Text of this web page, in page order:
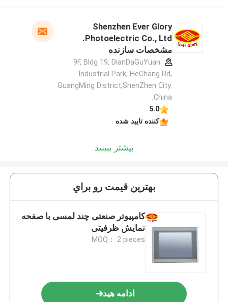
Shenzhen Ever Glory
Photoelectric Co., Ltd.
مشخصات سازنده
9F, Bldg 19, DianDaGuYuan
Industrial Park, HeChang Rd,
GuangMing District,ShenZhen City.
,China
5.0
کننده تایید شده
بیشتر ببینید
بهترين قيمت رو براي
کامپیوتر صنعتی چند لمسی با صفحه
نمایش ظرفیتی
MOQ： 2 pieces
ادامه هید